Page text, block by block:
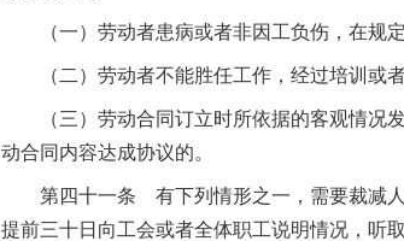
（一）劳动者患病或者非因工负伤，在规定
（二）劳动者不能胜任工作，经过培训或者
（三）劳动合同订立时所依据的客观情况发
动合同内容达成协议的。
第四十一条 有下列情形之一，需要裁减人
提前三十日向工会或者全体职工说明情况，听